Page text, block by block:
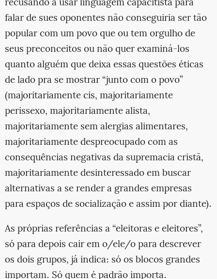
recusando a usar linguagem capacitista para
falar de sues oponentes não conseguiria ser tão
popular com um povo que ou tem orgulho de
seus preconceitos ou não quer examiná-los
quanto alguém que deixa essas questões éticas
de lado pra se mostrar “junto com o povo”
(majoritariamente cis, majoritariamente
perissexo, majoritariamente alista,
majoritariamente sem alergias alimentares,
majoritariamente despreocupado com as
consequências negativas da supremacia cristã,
majoritariamente desinteressado em buscar
alternativas a se render a grandes empresas
para espaços de socialização e assim por diante).
As próprias referências a “eleitoras e eleitores”,
só para depois cair em o/ele/o para descrever
os dois grupos, já indica: só os blocos grandes
importam. Só quem é padrão importa.